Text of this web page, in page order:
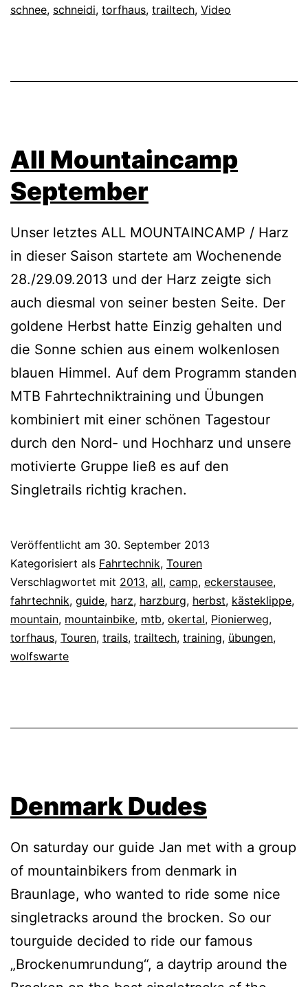
schnee, schneidi, torfhaus, trailtech, Video
All Mountaincamp
September
Unser letztes ALL MOUNTAINCAMP / Harz
in dieser Saison startete am Wochenende
28./29.09.2013 und der Harz zeigte sich
auch diesmal von seiner besten Seite. Der
goldene Herbst hatte Einzig gehalten und
die Sonne schien aus einem wolkenlosen
blauen Himmel. Auf dem Programm standen
MTB Fahrtechniktraining und Übungen
kombiniert mit einer schönen Tagestour
durch den Nord- und Hochharz und unsere
motivierte Gruppe ließ es auf den
Singletrails richtig krachen.
Veröffentlicht am 30. September 2013
Kategorisiert als Fahrtechnik, Touren
Verschlagwortet mit 2013, all, camp, eckerstausee,
fahrtechnik, guide, harz, harzburg, herbst, kästeklippe,
mountain, mountainbike, mtb, okertal, Pionierweg,
torfhaus, Touren, trails, trailtech, training, übungen,
wolfswarte
Denmark Dudes
On saturday our guide Jan met with a group
of mountainbikers from denmark in
Braunlage, who wanted to ride some nice
singletracks around the brocken. So our
tourguide decided to ride our famous
„Brockenumrundung“, a daytrip around the